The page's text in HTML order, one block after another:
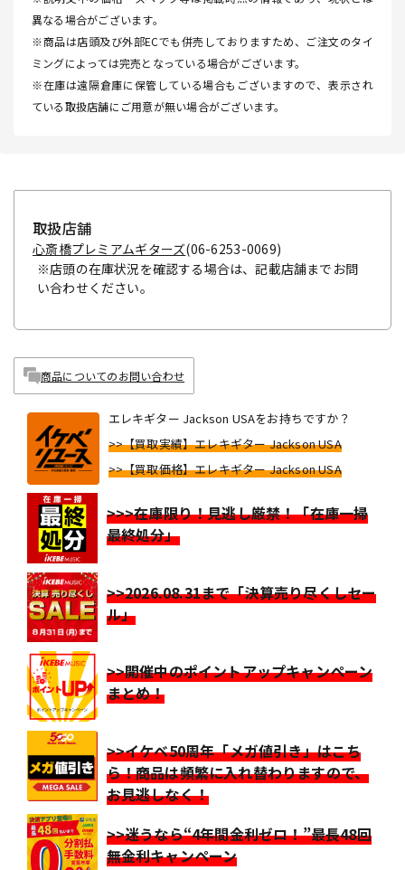
異なる場合がございます。
※商品は店頭及び外部ECでも併売しておりますため、ご注文のタイ
ミングによっては完売となっている場合がございます。
※在庫は遠隔倉庫に保管している場合もございますので、表示され
ている取扱店舗にご用意が無い場合がございます。
取扱店舗
心斎橋プレミアムギターズ(06-6253-0069)
※店頭の在庫状況を確認する場合は、記載店舗までお問
い合わせください。
商品についてのお問い合わせ
エレキギター Jackson USAをお持ちですか？
>>【買取実績】エレキギター Jackson USA
>>【買取価格】エレキギター Jackson USA
>>>在庫限り！見逃し厳禁！「在庫一掃
最終処分」
>>2026.08.31まで「決算売り尽くしセー
ル」
>>開催中のポイントアップキャンペーン
まとめ！
>>イケベ50周年「メガ値引き」はこち
ら！商品は頻繁に入れ替わりますので、
お見逃しなく！
>>迷うなら“4年間金利ゼロ！”最長48回
無金利キャンペーン